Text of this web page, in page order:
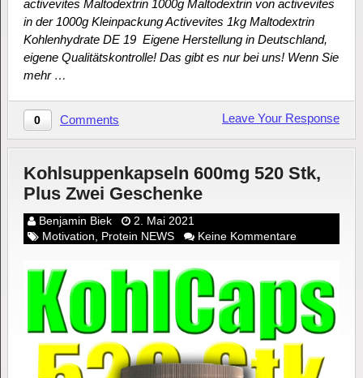
activevites Maltodextrin 1000g Maltodextrin von activevites
in der 1000g Kleinpackung Activevites 1kg Maltodextrin
Kohlenhydrate DE 19 Eigene Herstellung in Deutschland,
eigene Qualitätskontrolle! Das gibt es nur bei uns! Wenn Sie
mehr …
0 Comments Leave Your Response
Kohlsuppenkapseln 600mg 520 Stk,
Plus Zwei Geschenke
Benjamin Biek
2. Mai 2021
Motivation
Protein NEWS Keine Kommentare